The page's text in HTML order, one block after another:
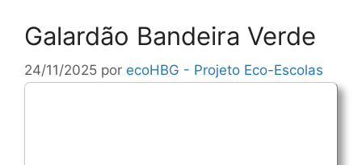
Galardão Bandeira Verde
24/11/2025 por ecoHBG - Projeto Eco-Escolas